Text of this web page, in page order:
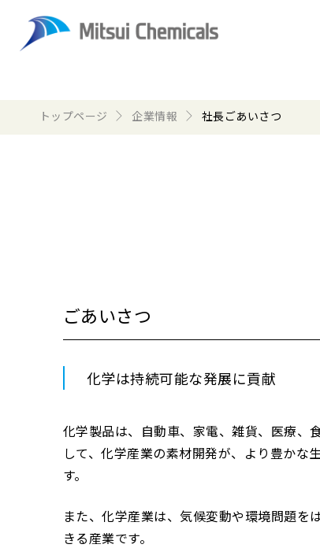
トップページ 企業情報 社長ごあいさつ
ごあいさつ
化学は持続可能な発展に貢献
化学製品は、自動車、家電、雑貨、医療、
して、化学産業の素材開発が、より豊かな
す。
また、化学産業は、気候変動や環境問題を
きる産業です。